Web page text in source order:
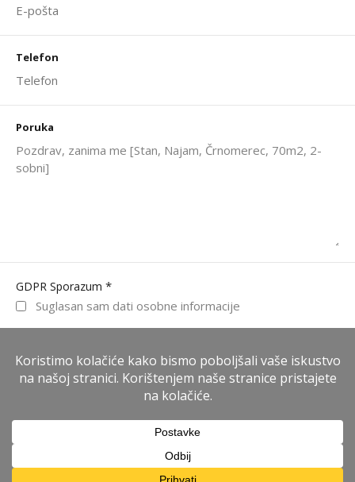
Telefon
Poruka
GDPR Sporazum *
Suglasan sam dati osobne informacije
WhatsApp Nazovite odmah
Pošalji poruku
Jakov Graffel